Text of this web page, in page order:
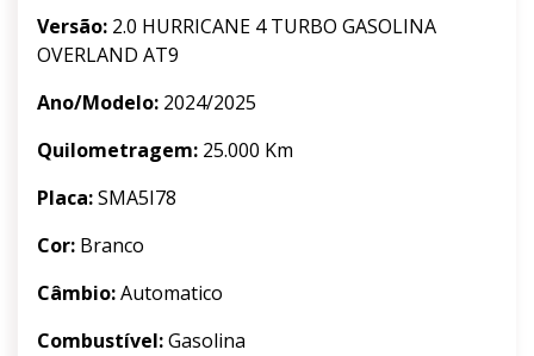
Versão: 2.0 HURRICANE 4 TURBO GASOLINA
OVERLAND AT9
Ano/Modelo: 2024/2025
Quilometragem: 25.000 Km
Placa:SMA5I78
Cor: Branco
Câmbio:Automatico
Combustível:Gasolina